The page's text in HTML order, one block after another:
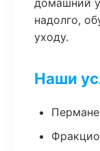
домашний
надолго,
уходу.
Наши